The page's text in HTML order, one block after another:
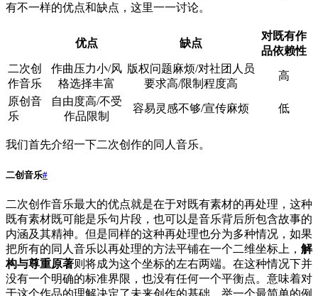
有不一样的优点和缺点，这里一一讨论。
优点 缺点
对既有作
品依赖性
二次创
作音乐
作曲压力小/风
格选择丰富
版权问题麻烦/对社团人员
要求高/限制程度高
高
原创音
乐
自由度高/不受
作品限制
容易灵感不够/宣传麻烦 低
我们首先介绍一下二次创作的同人音乐。
二创音乐#
二次创作音乐最大的优点就是在于对既有素材的再处理，这种
既有素材既可能是乐句片段，也可以是音乐背后所包含故事的
内涵及其精神。但是同样的这种再处理也分为多种情况，如果
把所有的同人音乐以再处理的方法平铺在一个二维坐标上， 解
构与尊重原著则将成为这个坐标的左右两端。在这种情况下并
没有一个明确的标准界限，也没有任何一个平衡点。意味着对
于这个作品的理解决定了未来创作的基础。举一个最简单的例